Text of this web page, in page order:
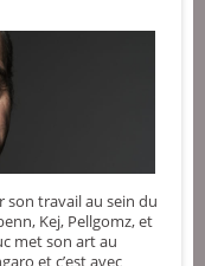
son travail au sein du
Kej, Pellgomz, et
met son art au